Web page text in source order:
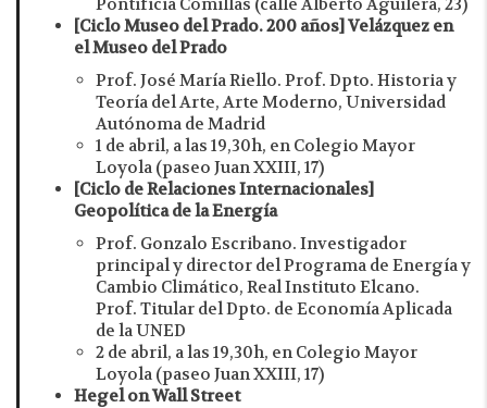
Pontificia Comillas (calle Alberto Aguilera, 23)
[Ciclo Museo del Prado. 200 años] Velázquez en
el Museo del Prado
Prof. José María Riello. Prof. Dpto. Historia y
Teoría del Arte, Arte Moderno, Universidad
Autónoma de Madrid
1 de abril, a las 19,30h, en Colegio Mayor
Loyola (paseo Juan XXIII, 17)
[Ciclo de Relaciones Internacionales]
Geopolítica de la Energía
Prof. Gonzalo Escribano. Investigador
principal y director del Programa de Energía y
Cambio Climático, Real Instituto Elcano.
Prof. Titular del Dpto. de Economía Aplicada
de la UNED
2 de abril, a las 19,30h, en Colegio Mayor
Loyola (paseo Juan XXIII, 17)
Hegel on Wall Street